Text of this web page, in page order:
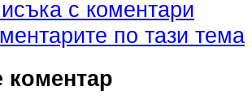
с коментари
по тази тема
коментар